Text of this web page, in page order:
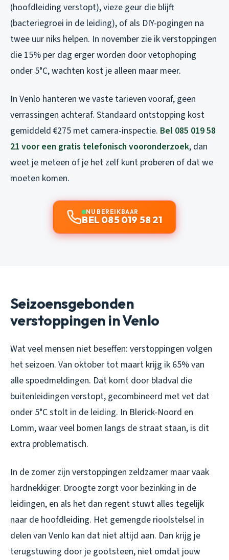
(hoofdleiding verstopt), vieze geur die blijft
(bacteriegroei in de leiding), of als DIY-pogingen na
twee uur niks helpen. In november zie ik verstoppingen
die 15% per dag erger worden door vetophoping
onder 5°C, wachten kost je alleen maar meer.
In Venlo hanteren we vaste tarieven vooraf, geen
verrassingen achteraf. Standaard ontstopping kost
gemiddeld €275 met camera-inspectie. Bel 085 019 58
21 voor een gratis telefonisch vooronderzoek, dan
weet je meteen of je het zelf kunt proberen of dat we
moeten komen.
NU BEREIKBAAR
BEL 085 019 58 21
Seizoensgebonden
verstoppingen in Venlo
Wat veel mensen niet beseffen: verstoppingen volgen
het seizoen. Van oktober tot maart krijg ik 65% van
alle spoedmeldingen. Dat komt door bladval die
buitenleidingen verstopt, gecombineerd met vet dat
onder 5°C stolt in de leiding. In Blerick-Noord en
Lomm, waar veel bomen langs de straat staan, is dit
extra problematisch.
In de zomer zijn verstoppingen zeldzamer maar vaak
hardnekkiger. Droogte zorgt voor bezinking in de
leidingen, en als het dan regent stuwt alles tegelijk
naar de hoofdleiding. Het gemengde rioolstelsel in
delen van Venlo kan dat niet altijd aan. Dan krijg je
terugstuwing door je gootsteen, niet omdat jouw